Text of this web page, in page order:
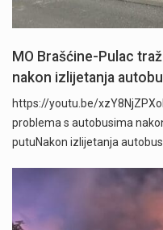
MO Brašćine-Pulac
nakon izlijetanja
https://youtu.be/
problema s autobusima
putuNakon izlijetanja